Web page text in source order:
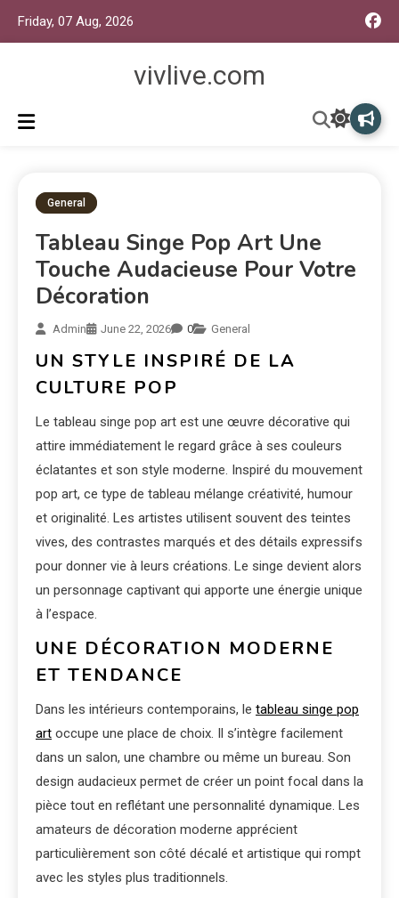
Friday, 07 Aug, 2026
vivlive.com
General
Tableau Singe Pop Art Une
Touche Audacieuse Pour Votre
Décoration
Admin June 22, 2026 0 General
UN STYLE INSPIRÉ DE LA
CULTURE POP
Le tableau singe pop art est une œuvre décorative qui
attire immédiatement le regard grâce à ses couleurs
éclatantes et son style moderne. Inspiré du mouvement
pop art, ce type de tableau mélange créativité, humour
et originalité. Les artistes utilisent souvent des teintes
vives, des contrastes marqués et des détails expressifs
pour donner vie à leurs créations. Le singe devient alors
un personnage captivant qui apporte une énergie unique
à l’espace.
UNE DÉCORATION MODERNE
ET TENDANCE
Dans les intérieurs contemporains, le tableau singe pop
art occupe une place de choix. Il s’intègre facilement
dans un salon, une chambre ou même un bureau. Son
design audacieux permet de créer un point focal dans la
pièce tout en reflétant une personnalité dynamique. Les
amateurs de décoration moderne apprécient
particulièrement son côté décalé et artistique qui rompt
avec les styles plus traditionnels.